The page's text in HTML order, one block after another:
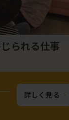
られる仕事
詳しく見る